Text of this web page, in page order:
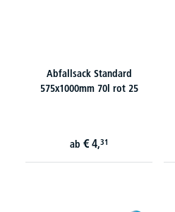
Abfallsack Standard
575x1000mm 70l rot 25
ab € 4,31